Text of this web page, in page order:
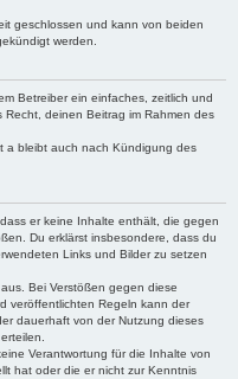
geschlossen und kann von beiden
werden.
Betreiber ein einfaches, zeitlich und
deinen Beitrag im Rahmen des
a bleibt auch nach Kündigung des
er keine Inhalte enthält, die gegen
Du erklärst insbesondere, dass du
Links und Bilder zu setzen
Bei Verstößen gegen diese
veröffentlichten Regeln kann der
dauerhaft von der Nutzung dieses
Verantwortung für die Inhalte von
hat oder die er nicht zur Kenntnis